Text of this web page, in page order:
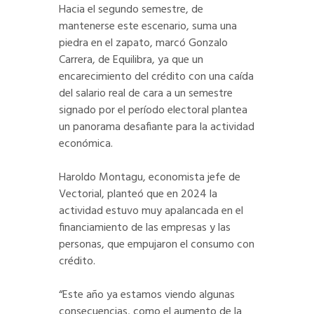
Hacia el segundo semestre, de
mantenerse este escenario, suma una
piedra en el zapato, marcó Gonzalo
Carrera, de Equilibra, ya que un
encarecimiento del crédito con una caída
del salario real de cara a un semestre
signado por el período electoral plantea
un panorama desafiante para la actividad
económica.
Haroldo Montagu, economista jefe de
Vectorial, planteó que en 2024 la
actividad estuvo muy apalancada en el
financiamiento de las empresas y las
personas, que empujaron el consumo con
crédito.
“Este año ya estamos viendo algunas